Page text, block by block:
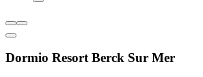
Dormio Resort Berck Sur Mer